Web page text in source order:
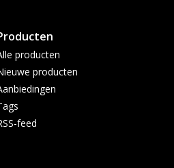
producten
producten
feed